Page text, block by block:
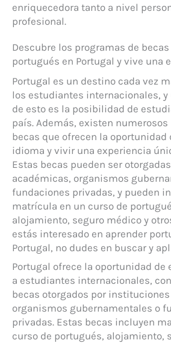
enriquecedora tanto a nivel
profesional.
Descubre los programas de
portugués en Portugal y vive una
Portugal es un destino cada vez
los estudiantes internacionales, y
de esto es la posibilidad de
país. Además, existen
becas que ofrecen la oportunidad
idioma y vivir una experiencia
Estas becas pueden ser
académicas, organismos
fundaciones privadas, y pueden
matrícula en un curso de
alojamiento, seguro médico y
estás interesado en aprender
Portugal, no dudes en buscar y
Portugal ofrece la oportunidad de
a estudiantes internacionales,
becas otorgados por
organismos gubernamentales o
privadas. Estas becas incluyen
curso de portugués, alojamiento,